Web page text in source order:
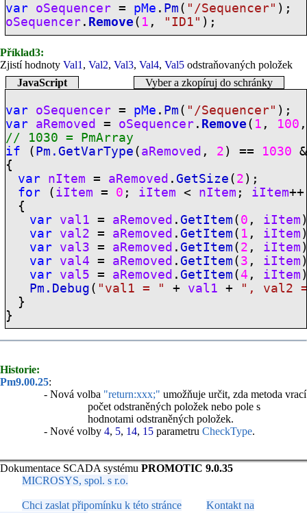
var oSequencer = pMe . Pm ( "/Sequencer" );
oSequencer . Remove ( 1 , "ID1" );
Příklad3:
Zjistí hodnoty Val1 , Val2, Val3, Val4, Val5 odstraňovaných položek
JavaScript
Vyber a zkopíruj do schránky
var oSequencer = pMe . Pm ( "/Sequencer" );
var aRemoved = oSequencer . Remove ( 1 , 100
// 1030 = PmArray
if ( Pm.GetVarType ( aRemoved , 2 ) == 1030
{
var
nItem = aRemoved . GetSize ( 2 );
for( iItem = 0 ; iItem < nItem ; iItem
{
var val1 = aRemoved . GetItem ( 0 , iItem
var val2 = aRemoved . GetItem ( 1 , iItem
var val3 = aRemoved . GetItem ( 2 , iItem
var val4 = aRemoved . GetItem ( 3 , iItem
var val5 = aRemoved . GetItem (4 , iItem
Pm.Debug ( "val1 = " + val1 +
", val2
}
}
Historie:
Pm9.00.25:
- Nová volba "return:xxx;" umožňuje určit, zda metoda vrací
počet odstraněných položek nebo pole s
hodnotami odstraněných položek.
- Nové volby 4, 5, 14, 15 parametru CheckType.
Dokumentace SCADA systému PROMOTIC 9.0.35
MICROSYS, spol. s r.o.
Chci zaslat připomínku k této stránce
Kontakt na